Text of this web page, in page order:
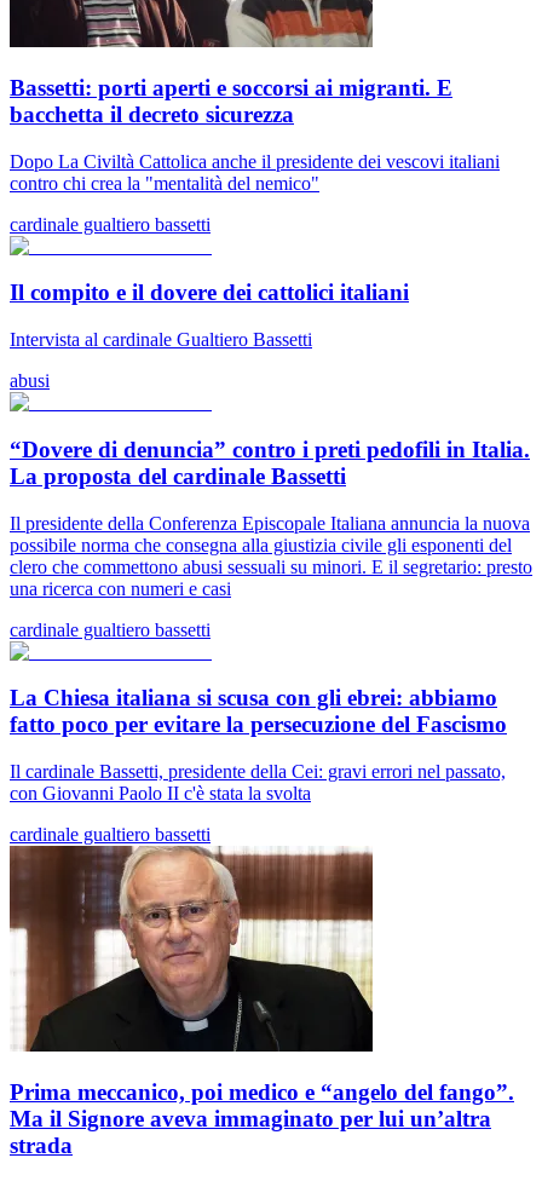
Bassetti: porti aperti e soccorsi ai migranti. E
bacchetta il decreto sicurezza
Dopo La Civiltà Cattolica anche il presidente dei vescovi italiani
contro chi crea la "mentalità del nemico"
cardinale gualtiero bassetti
Il compito e il dovere dei cattolici italiani
Intervista al cardinale Gualtiero Bassetti
abusi
“Dovere di denuncia” contro i preti pedofili in Italia.
La proposta del cardinale Bassetti
Il presidente della Conferenza Episcopale Italiana annuncia la nuova
possibile norma che consegna alla giustizia civile gli esponenti del
clero che commettono abusi sessuali su minori. E il segretario: presto
una ricerca con numeri e casi
cardinale gualtiero bassetti
La Chiesa italiana si scusa con gli ebrei: abbiamo
fatto poco per evitare la persecuzione del Fascismo
Il cardinale Bassetti, presidente della Cei: gravi errori nel passato,
con Giovanni Paolo II c'è stata la svolta
cardinale gualtiero bassetti
Prima meccanico, poi medico e “angelo del fango”.
Ma il Signore aveva immaginato per lui un’altra
strada